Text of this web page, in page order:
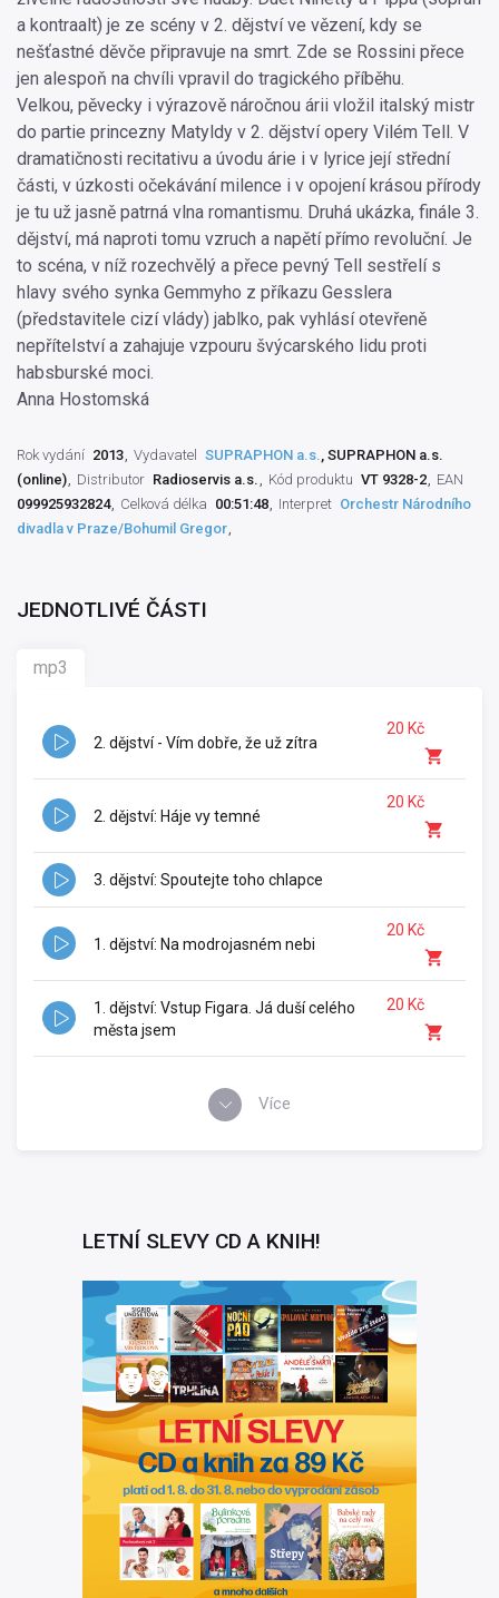
a kontraalt) je ze scény v 2. dějství ve vězení, kdy se
nešťastné děvče připravuje na smrt. Zde se Rossini přece
jen alespoň na chvíli vpravil do tragického příběhu.
Velkou, pěvecky i výrazově náročnou árii vložil italský mistr
do partie princezny Matyldy v 2. dějství opery Vilém Tell. V
dramatičnosti recitativu a úvodu árie i v lyrice její střední
části, v úzkosti očekávání milence i v opojení krásou přírody
je tu už jasně patrná vlna romantismu. Druhá ukázka, finále 3.
dějství, má naproti tomu vzruch a napětí přímo revoluční. Je
to scéna, v níž rozechvělý a přece pevný Tell sestřelí s
hlavy svého synka Gemmyho z příkazu Gesslera
(představitele cizí vlády) jablko, pak vyhlásí otevřeně
nepřítelství a zahajuje vzpouru švýcarského lidu proti
habsburské moci.
Anna Hostomská
Rok vydání 2013 Vydavatel SUPRAPHON a.s., SUPRAPHON a.s.
(online)
Distributor Radioservis a.s. Kód produktu VT 9328-2
EAN
099925932824
Celková délka 00:51:48 Interpret Orchestr Národního
divadla v Praze/Bohumil Gregor
JEDNOTLIVÉ ČÁSTI
mp3
2. dějství - Vím dobře, že už zítra
20 Kč
2. dějství: Háje vy temné
20 Kč
3. dějství: Spoutejte toho chlapce
1. dějství: Na modrojasném nebi
20 Kč
1. dějství: Vstup Figara. Já duší celého
města jsem
20 Kč
Více
LETNÍ SLEVY CD A KNIH!